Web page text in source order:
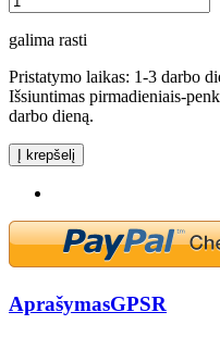
galima rasti
Pristatymo laikas: 1-3 darbo
Išsiuntimas pirmadieniais-
darbo dieną.
Į krepšelį
AprašymasGPSR